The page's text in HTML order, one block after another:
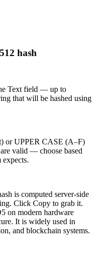
hash
Text field — up to
that will be hashed using
or UPPER CASE (A–F)
valid — choose based
is computed server-side
Click Copy to grab it.
on modern hardware
It is widely used in
and blockchain systems.